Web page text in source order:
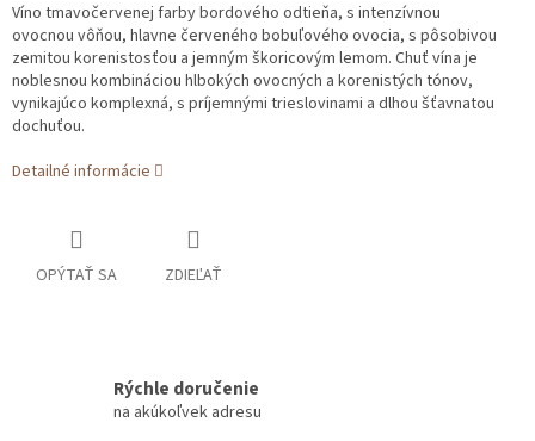
Víno tmavočervenej farby bordového odtieňa, s intenzívnou
ovocnou vôňou, hlavne červeného bobuľového ovocia, s pôsobivou
zemitou korenistosťou a jemným škoricovým lemom. Chuť vína je
noblesnou kombináciou hlbokých ovocných a korenistých tónov,
vynikajúco komplexná, s príjemnými trieslovinami a dlhou šťavnatou
dochuťou.
Detailné informácie
OPÝTAŤ SA ZDIEĽAŤ
Rýchle doručenie
na akúkoľvek adresu